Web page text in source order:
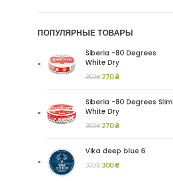
ПОПУЛЯРНЫЕ ТОВАРЫ
Siberia -80 Degrees
White Dry
300₴ 270₴
Siberia -80 Degrees Slim
White Dry
300₴ 270₴
Vika deep blue 6
330₴ 300₴